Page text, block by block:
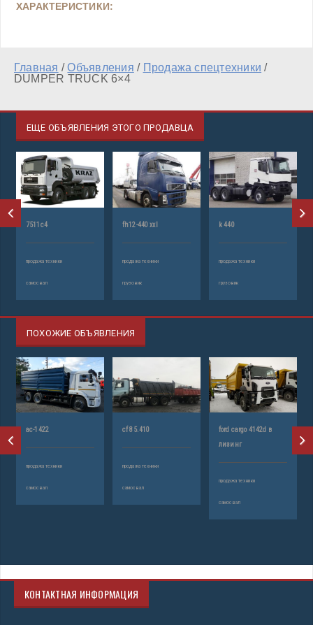
ХАРАКТЕРИСТИКИ:
Главная /Объявления / Продажа спецтехники /
DUMPER TRUCK 6×4
ЕЩЕ ОБЪЯВЛЕНИЯ ЭТОГО ПРОДАВЦА
7511с4
продажа техники
самосвал
fh12-440 xxl
продажа техники
грузовик
k 440
продажа техники
грузовик
ПОХОЖИЕ ОБЪЯВЛЕНИЯ
ас-1422
продажа техники
самосвал
cf 85.410
продажа техники
самосвал
ford cargo 4142d в
лизинг
продажа техники
самосвал
КОНТАКТНАЯ ИНФОРМАЦИЯ